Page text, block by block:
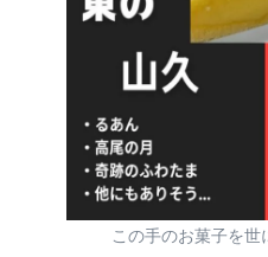
この手のお菓子を世